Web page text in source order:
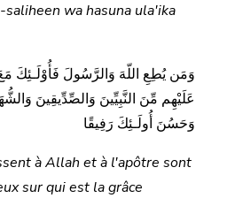
wa hasuna ula'ika
وَمَن يُطِعِ اللّهَ وَالرَّسُولَ فَأُوْلَـئِكَ مَعَ
عَلَيْهِم مِّنَ النَّبِيِّينَ وَالصِّدِّيقِينَ
وَحَسُنَ أُولَـئِكَ رَفِيقًا
à Allah et à l'apôtre sont
sur qui est la grâce